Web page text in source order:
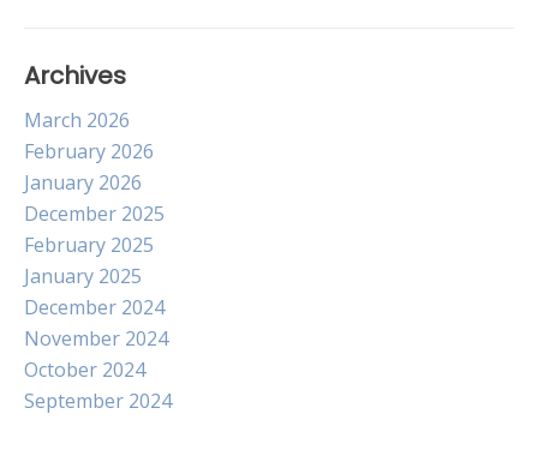
Archives
March 2026
February 2026
January 2026
December 2025
February 2025
January 2025
December 2024
November 2024
October 2024
September 2024